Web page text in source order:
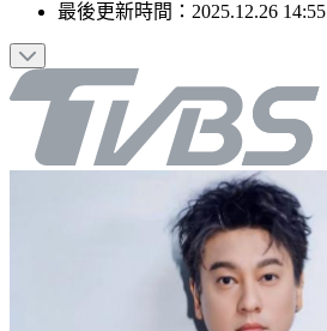
最後更新時間： 2025.12.26 14:55